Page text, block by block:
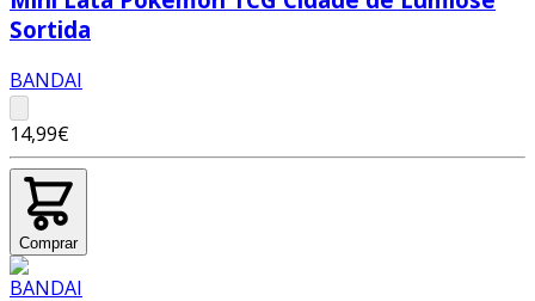
Sortida
BANDAI
14,99€
Comprar